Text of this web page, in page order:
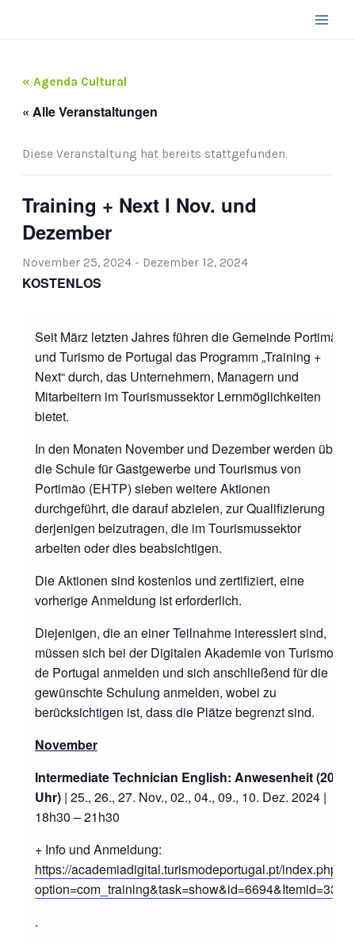
« Agenda Cultural
« Alle Veranstaltungen
Diese Veranstaltung hat bereits stattgefunden.
Training + Next l Nov. und
Dezember
November 25, 2024 - Dezember 12, 2024
KOSTENLOS
Seit März letzten Jahres führen die Gemeinde Portimão
und Turismo de Portugal das Programm „Training +
Next“ durch, das Unternehmern, Managern und
Mitarbeitern im Tourismussektor Lernmöglichkeiten
bietet.
In den Monaten November und Dezember werden über
die Schule für Gastgewerbe und Tourismus von
Portimão (EHTP) sieben weitere Aktionen
durchgeführt, die darauf abzielen, zur Qualifizierung
derjenigen beizutragen, die im Tourismussektor
arbeiten oder dies beabsichtigen.
Die Aktionen sind kostenlos und zertifiziert, eine
vorherige Anmeldung ist erforderlich.
Diejenigen, die an einer Teilnahme interessiert sind,
müssen sich bei der Digitalen Akademie von Turismo
de Portugal anmelden und sich anschließend für die
gewünschte Schulung anmelden, wobei zu
berücksichtigen ist, dass die Plätze begrenzt sind.
November
Intermediate Technician English: Anwesenheit (20
Uhr)| 25., 26., 27. Nov., 02., 04., 09., 10. Dez. 2024 |
18h30 – 21h30
+ Info und Anmeldung:
https://academiadigital.turismodeportugal.pt/index.php?
option=com_training&task=show&id=6694&Itemid=33
.